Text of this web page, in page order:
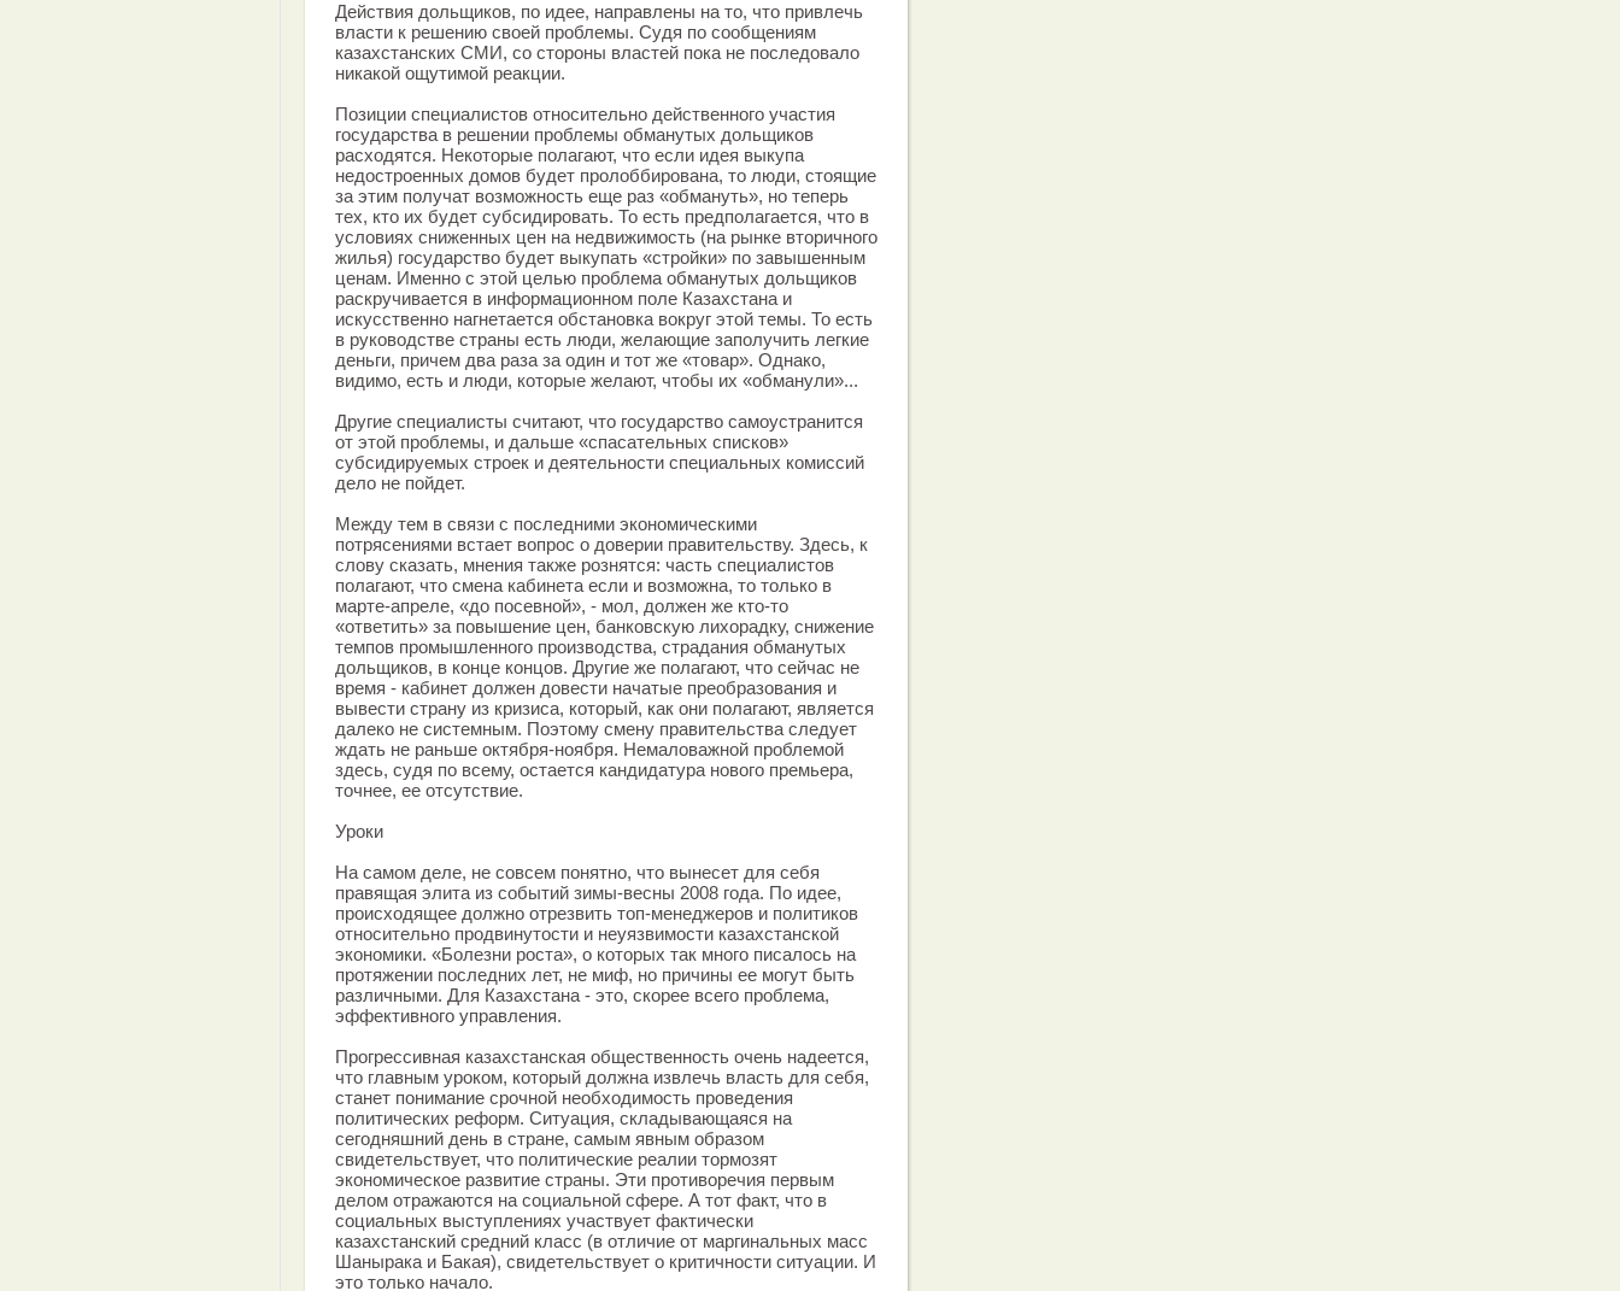
Действия дольщиков, по идее, направлены на то, что привлечь
власти к решению своей проблемы. Судя по сообщениям
казахстанских СМИ, со стороны властей пока не последовало
никакой ощутимой реакции.
Позиции специалистов относительно действенного участия
государства в решении проблемы обманутых дольщиков
расходятся. Некоторые полагают, что если идея выкупа
недостроенных домов будет пролоббирована, то люди, стоящие
за этим получат возможность еще раз «обмануть», но теперь
тех, кто их будет субсидировать. То есть предполагается, что в
условиях сниженных цен на недвижимость (на рынке вторичного
жилья) государство будет выкупать «стройки» по завышенным
ценам. Именно с этой целью проблема обманутых дольщиков
раскручивается в информационном поле Казахстана и
искусственно нагнетается обстановка вокруг этой темы. То есть
в руководстве страны есть люди, желающие заполучить легкие
деньги, причем два раза за один и тот же «товар». Однако,
видимо, есть и люди, которые желают, чтобы их «обманули»...
Другие специалисты считают, что государство самоустранится
от этой проблемы, и дальше «спасательных списков»
субсидируемых строек и деятельности специальных комиссий
дело не пойдет.
Между тем в связи с последними экономическими
потрясениями встает вопрос о доверии правительству. Здесь, к
слову сказать, мнения также рознятся: часть специалистов
полагают, что смена кабинета если и возможна, то только в
марте-апреле, «до посевной», - мол, должен же кто-то
«ответить» за повышение цен, банковскую лихорадку, снижение
темпов промышленного производства, страдания обманутых
дольщиков, в конце концов. Другие же полагают, что сейчас не
время - кабинет должен довести начатые преобразования и
вывести страну из кризиса, который, как они полагают, является
далеко не системным. Поэтому смену правительства следует
ждать не раньше октября-ноября. Немаловажной проблемой
здесь, судя по всему, остается кандидатура нового премьера,
точнее, ее отсутствие.
Уроки
На самом деле, не совсем понятно, что вынесет для себя
правящая элита из событий зимы-весны 2008 года. По идее,
происходящее должно отрезвить топ-менеджеров и политиков
относительно продвинутости и неуязвимости казахстанской
экономики. «Болезни роста», о которых так много писалось на
протяжении последних лет, не миф, но причины ее могут быть
различными. Для Казахстана - это, скорее всего проблема,
эффективного управления.
Прогрессивная казахстанская общественность очень надеется,
что главным уроком, который должна извлечь власть для себя,
станет понимание срочной необходимость проведения
политических реформ. Ситуация, складывающаяся на
сегодняшний день в стране, самым явным образом
свидетельствует, что политические реалии тормозят
экономическое развитие страны. Эти противоречия первым
делом отражаются на социальной сфере. А тот факт, что в
социальных выступлениях участвует фактически
казахстанский средний класс (в отличие от маргинальных масс
Шанырака и Бакая), свидетельствует о критичности ситуации. И
это только начало.